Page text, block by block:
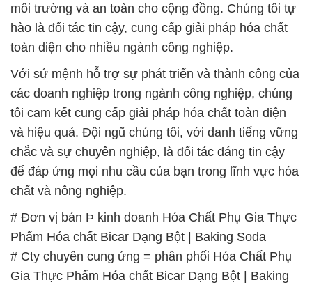
môi trường và an toàn cho cộng đồng. Chúng tôi tự
hào là đối tác tin cậy, cung cấp giải pháp hóa chất
toàn diện cho nhiều ngành công nghiệp.
Với sứ mệnh hỗ trợ sự phát triển và thành công của
các doanh nghiệp trong ngành công nghiệp, chúng
tôi cam kết cung cấp giải pháp hóa chất toàn diện
và hiệu quả. Đội ngũ chúng tôi, với danh tiếng vững
chắc và sự chuyên nghiệp, là đối tác đáng tin cậy
để đáp ứng mọi nhu cầu của bạn trong lĩnh vực hóa
chất và nông nghiệp.
# Đơn vị bán Þ kinh doanh Hóa Chất Phụ Gia Thực
Phẩm Hóa chất Bicar Dạng Bột | Baking Soda
# Cty chuyên cung ứng = phân phối Hóa Chất Phụ
Gia Thực Phẩm Hóa chất Bicar Dạng Bột | Baking